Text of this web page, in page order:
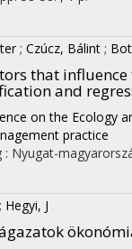
; Czúcz, Bálint ;
that
and
on the Ecology
practice
: Nyugat-
; Hegyi, J